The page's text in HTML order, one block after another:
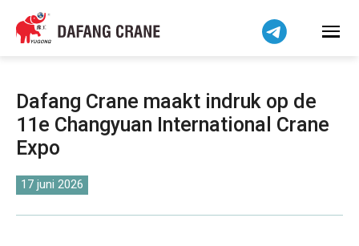
Dafang Crane maakt indruk op de
11e Changyuan International Crane
Expo
17 juni 2026
Bahasa Indonesia
Bahasa Melayu
বাংলা
فارسی
Pilipino
اردو
Українська